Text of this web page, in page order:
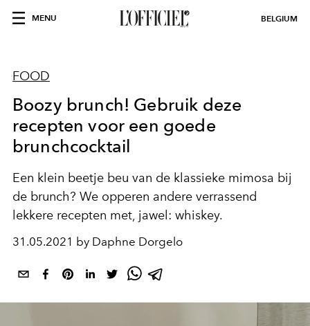
MENU BELGIUM
FOOD
Boozy brunch! Gebruik deze
recepten voor een goede
brunchcocktail
Een klein beetje beu van de klassieke mimosa bij
de brunch? We opperen andere verrassend
lekkere recepten met, jawel: whiskey.
31.05.2021 by Daphne Dorgelo